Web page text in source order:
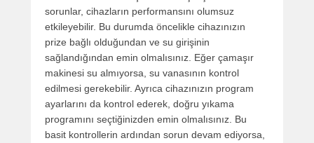
sorunlar, cihazların performansını olumsuz
etkileyebilir. Bu durumda öncelikle cihazınızın
prize bağlı olduğundan ve su girişinin
sağlandığından emin olmalısınız. Eğer çamaşır
makinesi su almıyorsa, su vanasının kontrol
edilmesi gerekebilir. Ayrıca cihazınızın program
ayarlarını da kontrol ederek, doğru yıkama
programını seçtiğinizden emin olmalısınız. Bu
basit kontrollerin ardından sorun devam ediyorsa,